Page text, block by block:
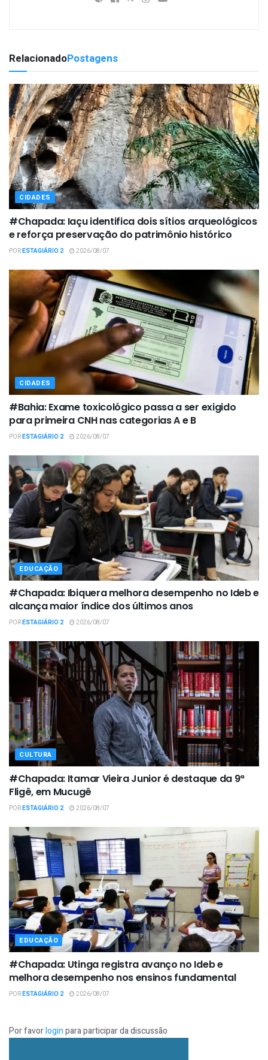
RelacionadoPostagens
CIDADES
#Chapada: Iaçu identifica dois sítios arqueológicos
e reforça preservação do patrimônio histórico
PORESTAGIÁRIO 2 2026/08/07
CIDADES
#Bahia: Exame toxicológico passa a ser exigido
para primeira CNH nas categorias A e B
PORESTAGIÁRIO 2 2026/08/07
EDUCAÇÃO
#Chapada: Ibiquera melhora desempenho no Ideb e
alcança maior índice dos últimos anos
PORESTAGIÁRIO 2 2026/08/07
CULTURA
#Chapada: Itamar Vieira Junior é destaque da 9ª
Fligê, em Mucugê
PORESTAGIÁRIO 2 2026/08/07
EDUCAÇÃO
#Chapada: Utinga registra avanço no Ideb e
melhora desempenho nos ensinos fundamental
PORESTAGIÁRIO 2 2026/08/07
Por favorloginpara participar da discussão